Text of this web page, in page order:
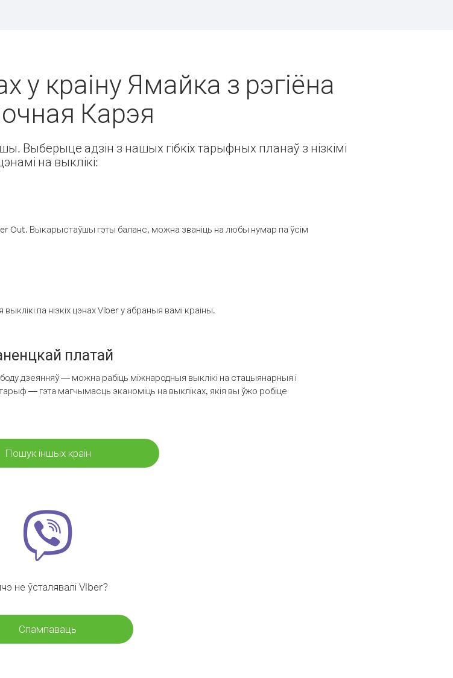
у краіну Ямайка з рэгіёна
Карэя
Выберыце адзін з нашых гібкіх тарыфных планаў з нізкімі
на выклікі:
Out. Выкарыстаўшы гэты баланс, можна званіць на любы нумар па ўсім
па нізкіх цэнах Viber у абраныя вамі краіны.
платай
дзеянняў — можна рабіць міжнародныя выклікі на стацыянарныя і
— гэта магчымасць эканоміць на выкліках, якія вы ўжо робіце
Пошук іншых краін
не ўсталявалі Viber?
Спампаваць